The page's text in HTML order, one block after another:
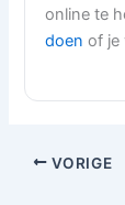
online te
doen of je
VORIGE